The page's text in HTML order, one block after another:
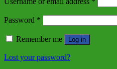
Password *
Remember me Log in
Lost your password?